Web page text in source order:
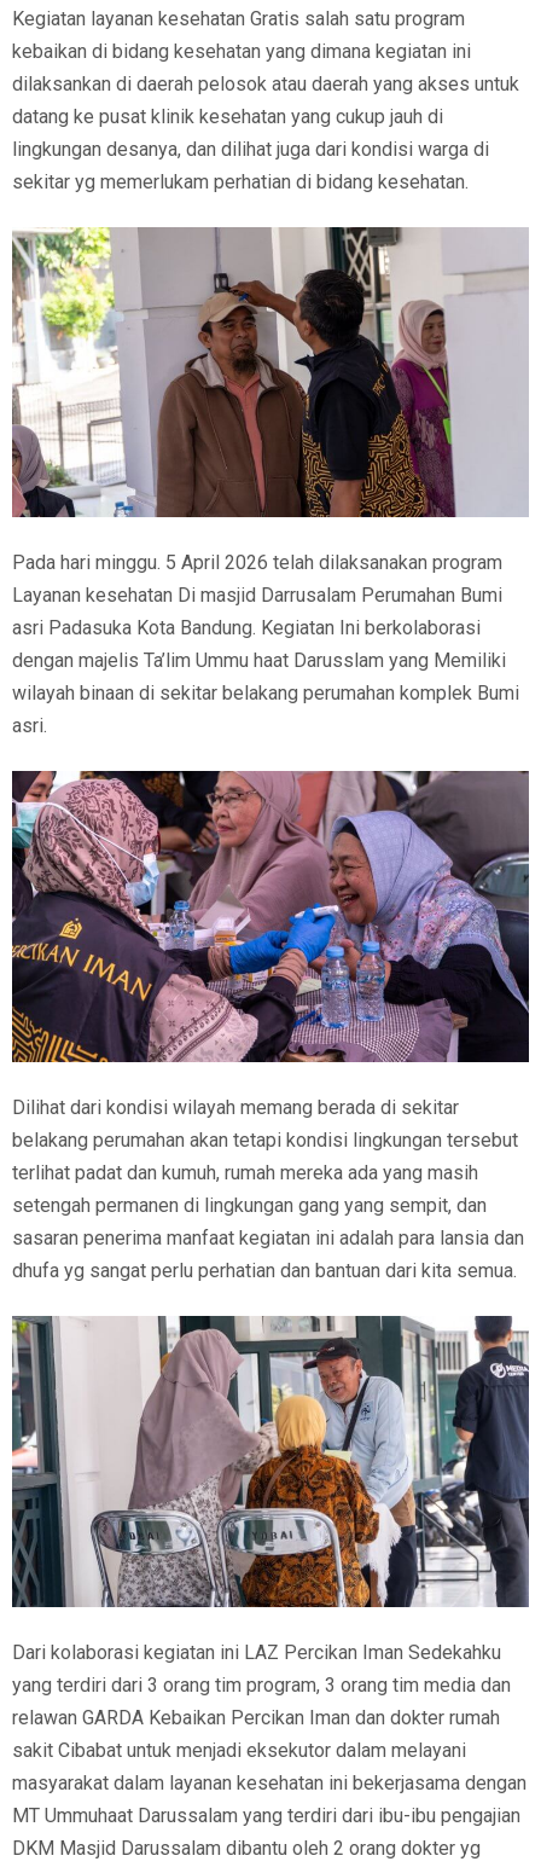
Kegiatan layanan kesehatan Gratis salah satu program
kebaikan di bidang kesehatan yang dimana kegiatan ini
dilaksankan di daerah pelosok atau daerah yang akses untuk
datang ke pusat klinik kesehatan yang cukup jauh di
lingkungan desanya, dan dilihat juga dari kondisi warga di
sekitar yg memerlukam perhatian di bidang kesehatan.
Pada hari minggu. 5 April 2026 telah dilaksanakan program
Layanan kesehatan Di masjid Darrusalam Perumahan Bumi
asri Padasuka Kota Bandung. Kegiatan Ini berkolaborasi
dengan majelis Ta’lim Ummu haat Darusslam yang Memiliki
wilayah binaan di sekitar belakang perumahan komplek Bumi
asri.
Dilihat dari kondisi wilayah memang berada di sekitar
belakang perumahan akan tetapi kondisi lingkungan tersebut
terlihat padat dan kumuh, rumah mereka ada yang masih
setengah permanen di lingkungan gang yang sempit, dan
sasaran penerima manfaat kegiatan ini adalah para lansia dan
dhufa yg sangat perlu perhatian dan bantuan dari kita semua.
Dari kolaborasi kegiatan ini LAZ Percikan Iman Sedekahku
yang terdiri dari 3 orang tim program, 3 orang tim media dan
relawan GARDA Kebaikan Percikan Iman dan dokter rumah
sakit Cibabat untuk menjadi eksekutor dalam melayani
masyarakat dalam layanan kesehatan ini bekerjasama dengan
MT Ummuhaat Darussalam yang terdiri dari ibu-ibu pengajian
DKM Masjid Darussalam dibantu oleh 2 orang dokter yg